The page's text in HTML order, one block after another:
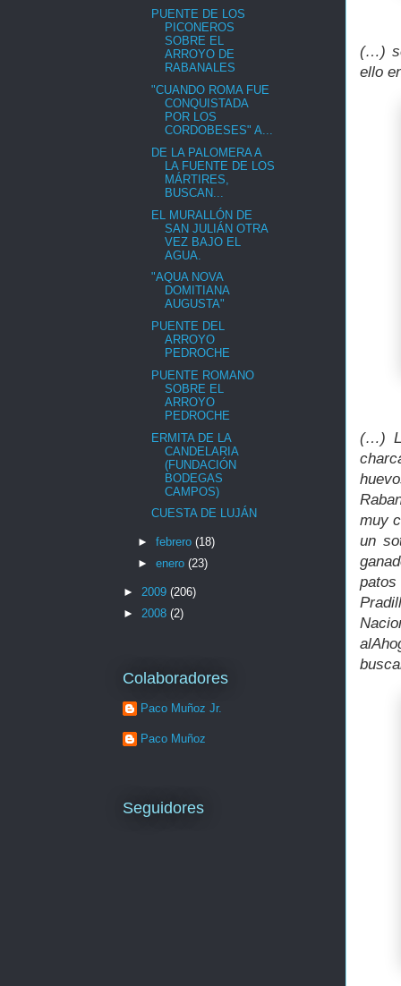
(…)
ello
(…)
muy
un
patos
PUENTE DE LOS
PICONEROS
SOBRE EL
ARROYO DE
RABANALES
"CUANDO ROMA FUE
CONQUISTADA
POR LOS
CORDOBESES" A...
DE LA PALOMERA A
LA FUENTE DE LOS
MÁRTIRES,
BUSCAN...
EL MURALLÓN DE
SAN JULIÁN OTRA
VEZ BAJO EL
AGUA.
"AQUA NOVA
DOMITIANA
AUGUSTA"
PUENTE DEL
ARROYO
PEDROCHE
PUENTE ROMANO
SOBRE EL
ARROYO
PEDROCHE
ERMITA DE LA
CANDELARIA
(FUNDACIÓN
BODEGAS
CAMPOS)
CUESTA DE LUJÁN
► febrero (18)
► enero (23)
► 2009 (206)
► 2008 (2)
Colaboradores
Paco Muñoz Jr.
Paco Muñoz
Seguidores